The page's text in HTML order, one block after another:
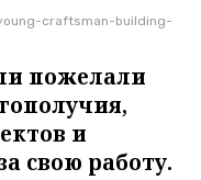
craftsman-building-
пожелали
и
свою работу.